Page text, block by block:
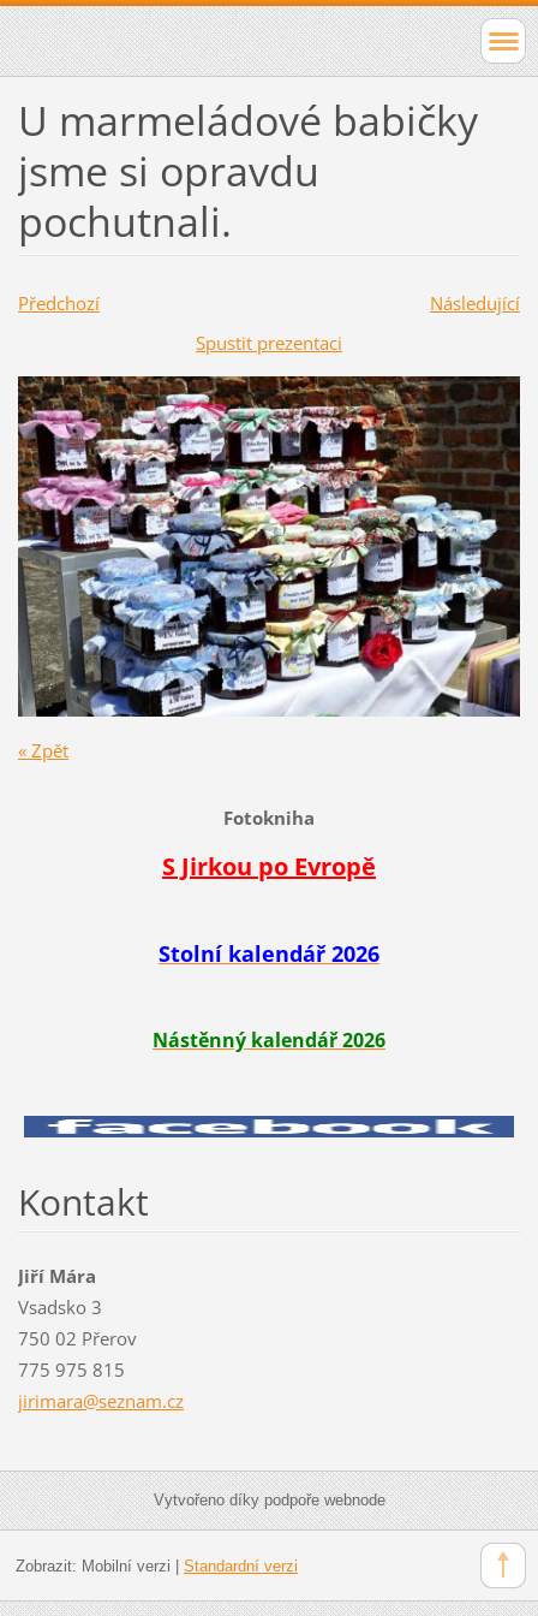
U marmeládové babičky
jsme si opravdu
pochutnali.
Předchozí
Následující
Spustit prezentaci
« Zpět
Fotokniha
S Jirkou po Evropě
Stolní kalendář 2026
Nástěnný kalendář 2026
Kontakt
Jiří Mára
Vsadsko 3
750 02 Přerov
775 975 815
jirimara@seznam.cz
Vytvořeno díky podpoře webnode
Zobrazit: Mobilní verzi Standardní verzi